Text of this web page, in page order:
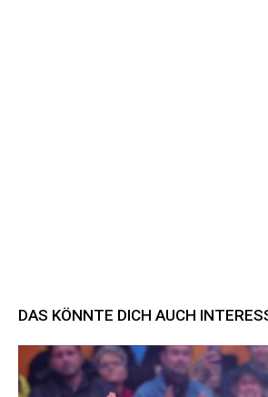
DAS KÖNNTE DICH AUCH